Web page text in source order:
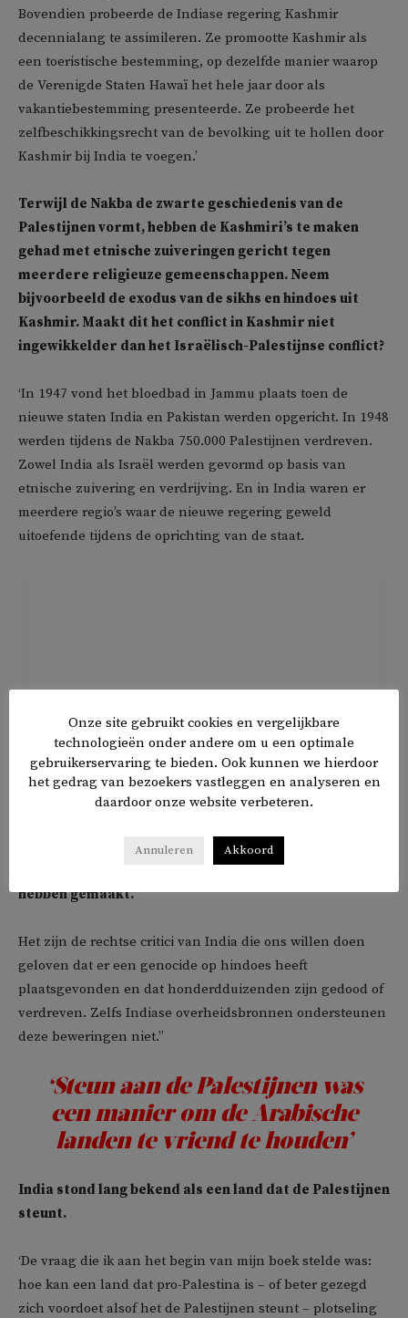
Bovendien probeerde de Indiase regering Kashmir
decennialang te assimileren. Ze promootte Kashmir als
een toeristische bestemming, op dezelfde manier waarop
de Verenigde Staten Hawaï het hele jaar door als
vakantiebestemming presenteerde. Ze probeerde het
zelfbeschikkingsrecht van de bevolking uit te hollen door
Kashmir bij India te voegen.’
Terwijl de Nakba de zwarte geschiedenis van de
Palestijnen vormt, hebben de Kashmiri’s te maken
gehad met etnische zuiveringen gericht tegen
meerdere religieuze gemeenschappen. Neem
bijvoorbeeld de exodus van de sikhs en hindoes uit
Kashmir. Maakt dit het conflict in Kashmir niet
ingewikkelder dan het Israëlisch-Palestijnse conflict?
‘In 1947 vond het bloedbad in Jammu plaats toen de
nieuwe staten India en Pakistan werden opgericht. In 1948
werden tijdens de Nakba 750.000 Palestijnen verdreven.
Zowel India als Israël werden gevormd op basis van
etnische zuivering en verdrijving. En in India waren er
meerdere regio’s waar de nieuwe regering geweld
uitoefende tijdens de oprichting van de staat.
De hindoes schijnen ook een etnische zuivering te
hebben gemaakt.
Het zijn de rechtse critici van India die ons willen doen
geloven dat er een genocide op hindoes heeft
plaatsgevonden en dat honderdduizenden zijn gedood of
verdreven. Zelfs Indiase overheidsbronnen ondersteunen
deze beweringen niet.”
‘Steun aan de Palestijnen was
een manier om de Arabische
landen te vriend te houden’
India stond lang bekend als een land dat de Palestijnen
steunt.
‘De vraag die ik aan het begin van mijn boek stelde was:
hoe kan een land dat pro-Palestina is – of beter gezegd
zich voordoet alsof het de Palestijnen steunt – plotseling
Onze site gebruikt cookies en vergelijkbare
technologieën onder andere om u een optimale
gebruikerservaring te bieden. Ook kunnen we hierdoor
het gedrag van bezoekers vastleggen en analyseren en
daardoor onze website verbeteren.
Annuleren Akkoord